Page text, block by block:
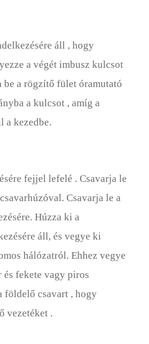
áll , hogy
a végét imbusz kulcsot
a rögzítő fület óramutató
a kulcsot , amíg a
a kezedbe.
fejjel lefelé . Csavarja le
Csavarja le a
Húzza ki a
áll, és vegye ki
hálózatról. Ehhez vegye
és fekete vagy piros
földelő csavart , hogy
vezetéket .